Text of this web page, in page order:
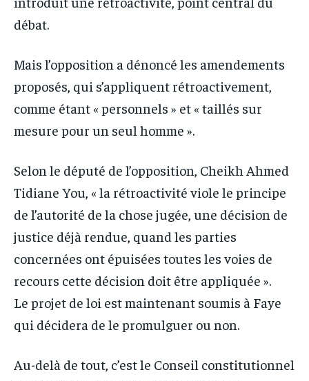
débat.
Mais l’opposition a dénoncé les amendements
proposés, qui s’appliquent rétroactivement,
comme étant « personnels » et « taillés sur
mesure pour un seul homme ».
Selon le député de l’opposition, Cheikh Ahmed
Tidiane You, « la rétroactivité viole le principe
de l’autorité de la chose jugée, une décision de
justice déjà rendue, quand les parties
concernées ont épuisées toutes les voies de
recours cette décision doit être appliquée ».
Le projet de loi est maintenant soumis à Faye
qui décidera de le promulguer ou non.
Au-delà de tout, c’est le Conseil constitutionnel